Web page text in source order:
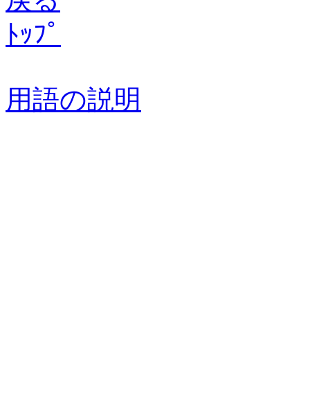
ﾄｯﾌﾟ
用語の説明